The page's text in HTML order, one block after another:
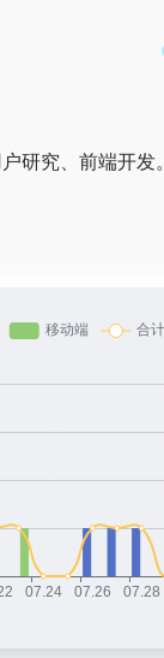
研究、前端开发。